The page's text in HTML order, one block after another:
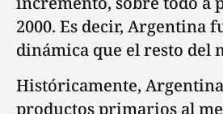
2000. Es decir, Argentina
dinámica que el resto del
Históricamente,
productos primarios al